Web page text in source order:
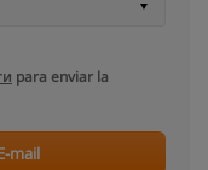
para enviar la
mail